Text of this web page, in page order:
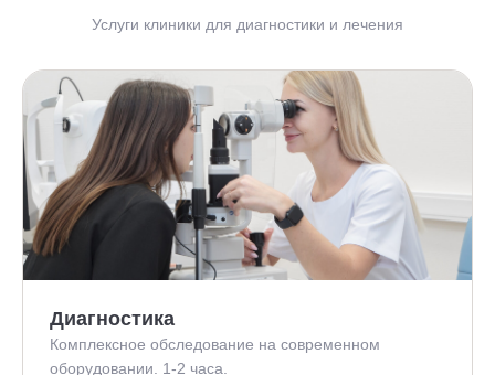
Услуги клиники для диагностики и лечения
Диагностика
Комплексное обследование на современном
оборудовании. 1-2 часа.